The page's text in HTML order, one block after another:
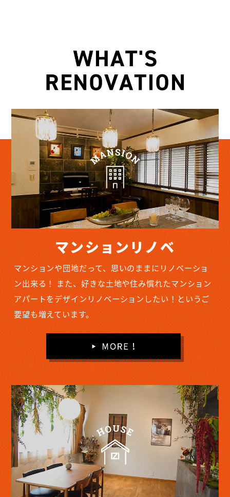
マンションリノベ
マンションや団地だって、思いのままにリノベーショ
ン出来る！ また、好きな土地や住み慣れたマンション
アパートをデザインリノベーションしたい！というご
要望も増えています。